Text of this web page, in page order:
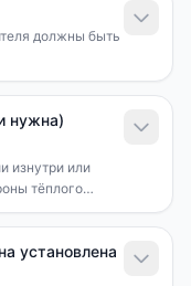
должны быть
нужна)
изнутри или
тёплого
установлена